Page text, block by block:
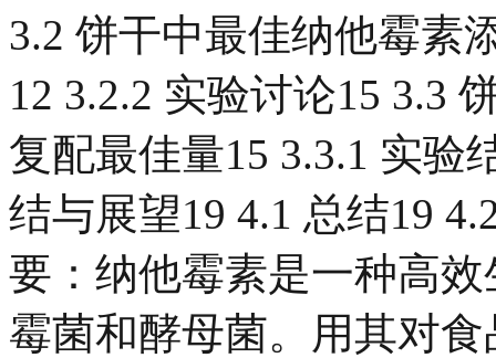
3.2 饼干中最佳纳他霉素
12 3.2.2 实验讨论15 3.3
复配最佳量15 3.3.1 实验
结与展望19 4.1 总结19
要：纳他霉素是一种高
霉菌和酵母菌。用其对